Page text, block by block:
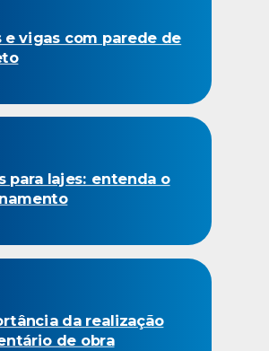
da realização
de obra
para lajes: entenda o
e vigas com parede de